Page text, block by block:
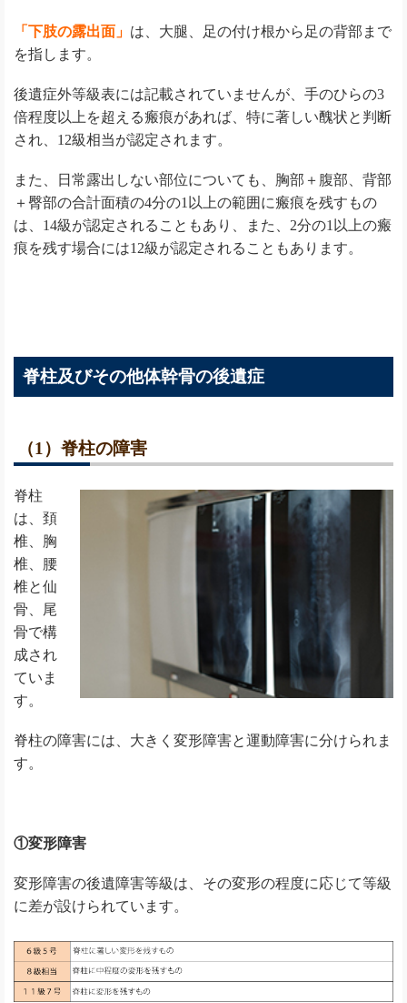
「下肢の露出面」 は、大腿、足の付け根から足の背部まで
を指します。
後遺症外等級表には記載されていませんが、手のひらの3
倍程度以上を超える瘢痕があれば、特に著しい醜状と判断
され、12級相当が認定されます。
また、日常露出しない部位についても、胸部＋腹部、背部
＋臀部の合計面積の4分の1以上の範囲に瘢痕を残すもの
は、14級が認定されることもあり、また、2分の1以上の瘢
痕を残す場合には12級が認定されることもあります。
脊柱及びその他体幹骨の後遺症
（1）脊柱の障害
脊柱
は、頚
椎、胸
椎、腰
椎と仙
骨、尾
骨で構
成され
ていま
す。
脊柱の障害には、大きく変形障害と運動障害に分けられま
す。
①変形障害
変形障害の後遺障害等級は、その変形の程度に応じて等級
に差が設けられています。